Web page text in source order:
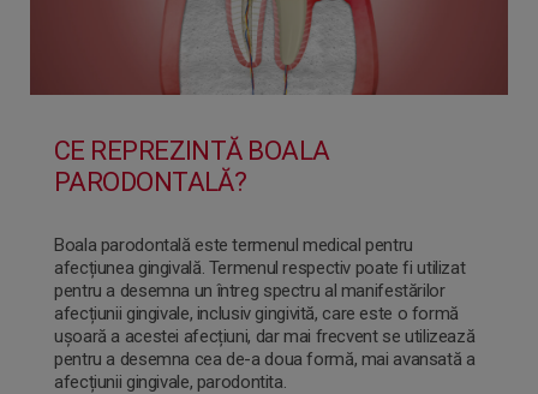
Îngrijirea gingiilor
Noutăți
CUMPĂRĂ ACUM
CE REPREZINTĂ BOALA
PARODONTALĂ?
Boala parodontală este termenul medical pentru
afecțiunea gingivală. Termenul respectiv poate fi utilizat
pentru a desemna un întreg spectru al manifestărilor
afecțiunii gingivale, inclusiv gingivită, care este o formă
ușoară a acestei afecțiuni, dar mai frecvent se utilizează
pentru a desemna cea de-a doua formă, mai avansată a
afecțiunii gingivale, parodontita.